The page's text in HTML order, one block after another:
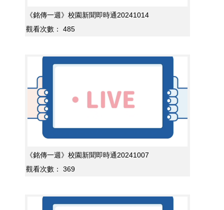
《銘傳一週》校園新聞即時通20241014
觀看次數：
485
《銘傳一週》校園新聞即時通20241007
觀看次數：
369